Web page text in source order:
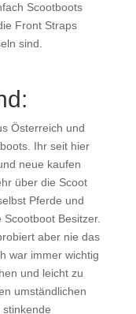
Scootboots
Front Straps
sind.
Österreich und
Ihr seit hier
neue kaufen
über die Scoot
Pferde und
Besitzer.
aber nie das
war immer wichtig
und leicht zu
umständlichen